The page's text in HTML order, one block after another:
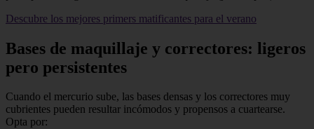
Descubre los mejores primers matificantes para el verano
Bases de maquillaje y correctores: ligeros
pero persistentes
Cuando el mercurio sube, las bases densas y los correctores muy
cubrientes pueden resultar incómodos y propensos a cuartearse.
Opta por: